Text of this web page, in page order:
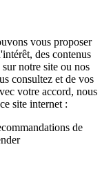
vous proposer
des contenus
notre site ou nos
consultez et de vos
votre accord, nous
site internet :
de